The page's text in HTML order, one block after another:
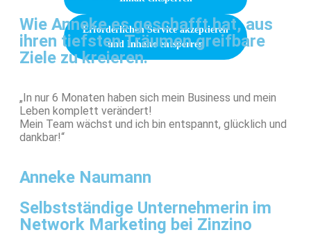
Erforderlichen Service akzeptieren
und Inhalte entsperren
Wie Anneke es geschafft hat, aus
ihren tiefsten Träumen greifbare
Ziele zu kreieren.
„In nur 6 Monaten haben sich mein Business und mein
Leben komplett verändert!
Mein Team wächst und ich bin entspannt, glücklich und
dankbar!“
Anneke Naumann
Selbstständige Unternehmerin im
Network Marketing bei Zinzino